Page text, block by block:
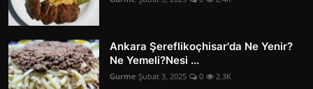
Ankara Şereflikoçhisar'da Ne Yenir?
Ne Yemeli?Nesi ...
Gurme Şubat 3, 2025 0 2.3K